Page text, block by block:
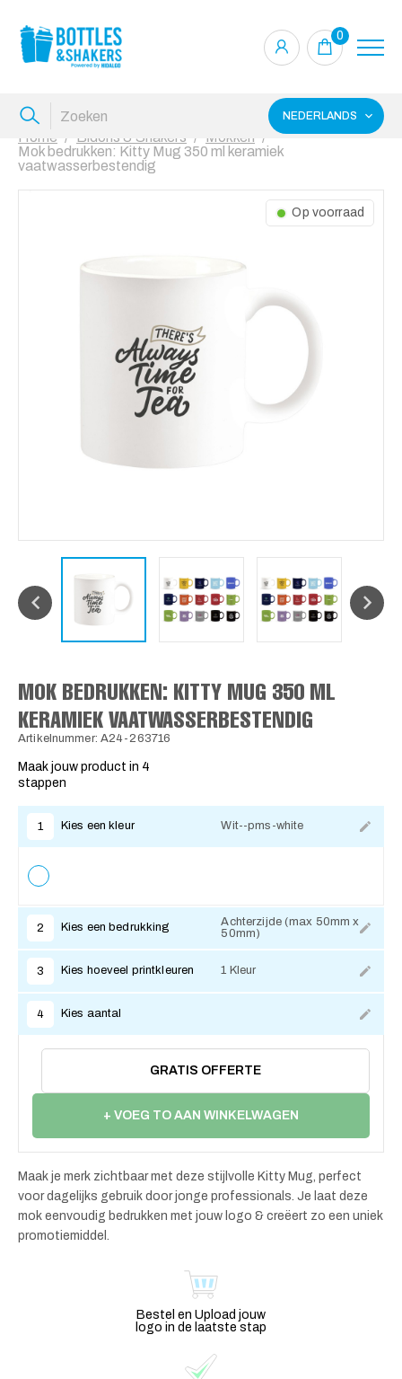
0
NEDERLANDS
Home Bidons & Shakers
Mokken
Mok bedrukken: Kitty Mug 350 ml keramiek
vaatwasserbestendig
Op voorraad
MOK BEDRUKKEN: KITTY MUG 350 ML
KERAMIEK VAATWASSERBESTENDIG
Artikelnummer: A24-263716
Maak jouw product in 4
stappen
1 Kies een kleur Wit--pms-white
2 Kies een bedrukking
Achterzijde (max 50mm x
50mm)
3 Kies hoeveel printkleuren 1 Kleur
4 Kies aantal
GRATIS OFFERTE
+ VOEG TO AAN WINKELWAGEN
Maak je merk zichtbaar met deze stijlvolle Kitty Mug, perfect
voor dagelijks gebruik door jonge professionals. Je laat deze
mok eenvoudig bedrukken met jouw logo & creëert zo een uniek
promotiemiddel.
Bestel en Upload jouw
logo in de laatste stap